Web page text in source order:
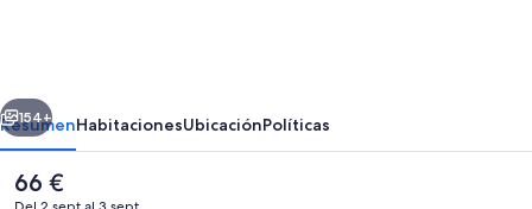
Siguiente
154+
ResumenHabitacionesUbicaciónPolíticas
El
precio
66 €